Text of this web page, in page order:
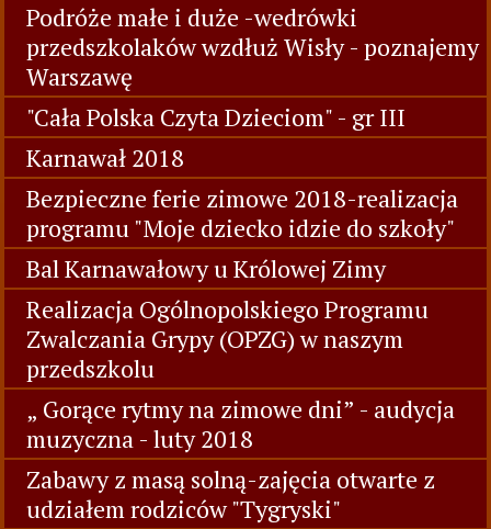
Podróże małe i duże -wedrówki
przedszkolaków wzdłuż Wisły - poznajemy
Warszawę
"Cała Polska Czyta Dzieciom" - gr III
Karnawał 2018
Bezpieczne ferie zimowe 2018-realizacja
programu "Moje dziecko idzie do szkoły"
Bal Karnawałowy u Królowej Zimy
Realizacja Ogólnopolskiego Programu
Zwalczania Grypy (OPZG) w naszym
przedszkolu
„ Gorące rytmy na zimowe dni” - audycja
muzyczna - luty 2018
Zabawy z masą solną-zajęcia otwarte z
udziałem rodziców "Tygryski"